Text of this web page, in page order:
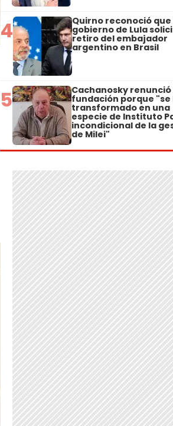
4 Quirno reconoció que
gobierno de Lula
retiro del embajador
argentino en Brasil
5 Cachanosky renunció
fundación porque "se
transformado en una
especie de Instituto
incondicional de la
de Milei"